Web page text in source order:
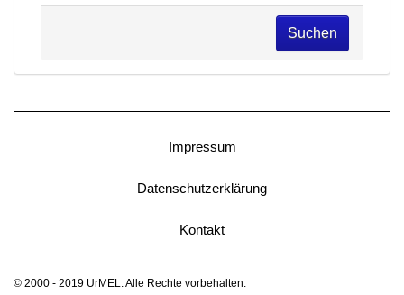
Suchen
Impressum
Datenschutzerklärung
Kontakt
© 2000 - 2019 UrMEL. Alle Rechte vorbehalten.